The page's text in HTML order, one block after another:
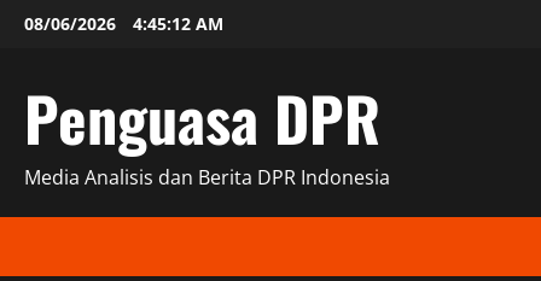
Skip08/06/2026 4:45:12 AM
Penguasa DPR
Media Analisis dan Berita DPR Indonesia